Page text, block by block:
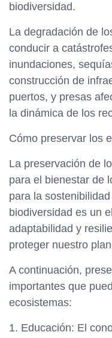
biodiversidad.
La degradación de
conducir a
inundaciones,
construcción de
puertos, y presas
la dinámica de los
Cómo preservar los
La preservación de
para el bienestar de
para la
biodiversidad es un
adaptabilidad y
proteger nuestro
A continuación,
importantes que
ecosistemas:
1. Educación: El